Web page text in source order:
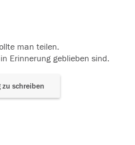
man teilen.
Erinnerung geblieben sind.
schreiben